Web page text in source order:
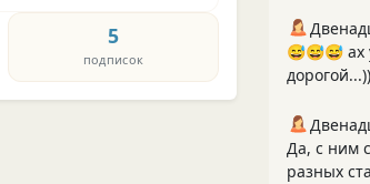
5
подписок
😅😅😅 ах
дорогой...))
Да, с ним
разных